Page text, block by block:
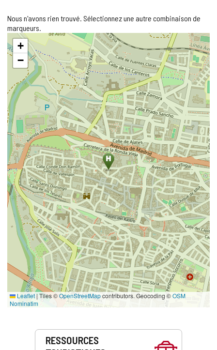
Nous n'avons rien trouvé. Sélectionnez une autre combinaison de
marqueurs.
Sauter
la
carte
+
−
Leaflet | Tiles ©OpenStreetMapcontributors. Geocoding ©OSM
Nominatim
Prestations
RESSOURCES